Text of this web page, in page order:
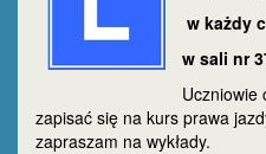
w każdy
w sali nr
Uczniowie
zapisać się na kurs prawa
zapraszam na wykłady.